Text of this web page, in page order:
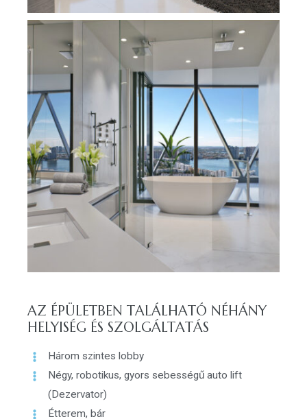
AZ ÉPÜLETBEN TALÁLHATÓ NÉHÁNY
HELYISÉG ÉS SZOLGÁLTATÁS
Három szintes lobby
Négy, robotikus, gyors sebességű auto lift
(Dezervator)
Étterem, bár